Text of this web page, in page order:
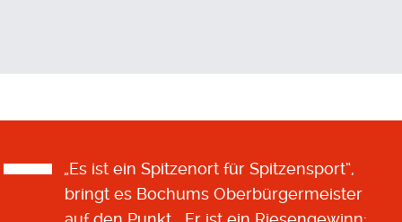
„Es ist ein Spitzenort für Spitzensport“,
bringt es Bochums Oberbürgermeister